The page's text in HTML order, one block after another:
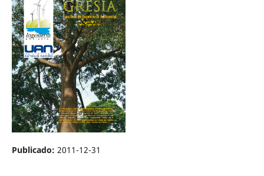
Publicado: 2011-12-31